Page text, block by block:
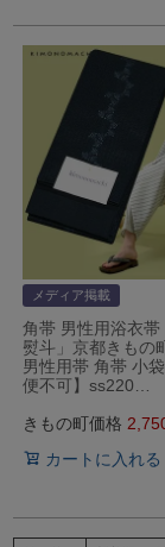
メディア掲載
角帯 男性用浴衣帯
熨斗」京都きもの
男性用帯 角帯 小
便不可】ss220…
きもの町価格
カートに入れる